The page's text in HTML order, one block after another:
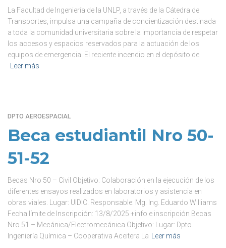
La Facultad de Ingeniería de la UNLP, a través de la Cátedra de
Transportes, impulsa una campaña de concientización destinada
a toda la comunidad universitaria sobre la importancia de respetar
los accesos y espacios reservados para la actuación de los
equipos de emergencia. El reciente incendio en el depósito de
Leer más
DPTO AEROESPACIAL
Beca estudiantil Nro 50-
51-52
Becas Nro 50 – Civil Objetivo: Colaboración en la ejecución de los
diferentes ensayos realizados en laboratorios y asistencia en
obras viales. Lugar: UIDIC. Responsable: Mg. Ing. Eduardo Williams
Fecha límite de Inscripción: 13/8/2025 +info e inscripción Becas
Nro 51 – Mecánica/Electromecánica Objetivo: Lugar: Dpto.
Ingeniería Química – Cooperativa Aceitera La
Leer más